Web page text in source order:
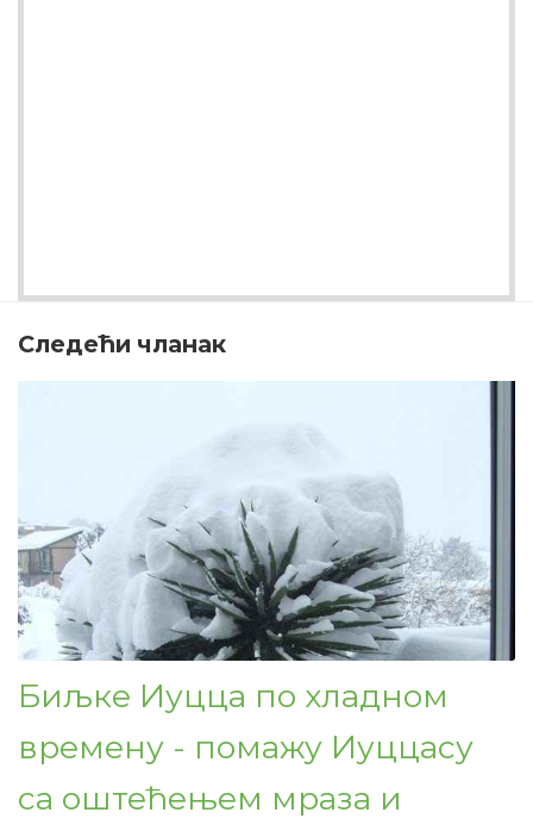
Следећи чланак
Биљке Иуцца по хладном
времену - помажу Иуццасу
са оштећењем мраза и